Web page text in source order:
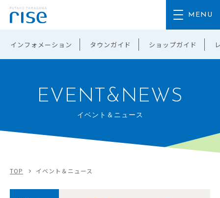
インフォメーション タウンガイド ショップガイド
EVENT&NEWS
イベント＆ニュース
TOP イベント＆ニュース